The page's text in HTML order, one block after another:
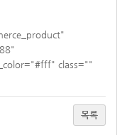
class=""
목록